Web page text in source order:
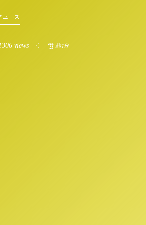
ユース
views 約1分